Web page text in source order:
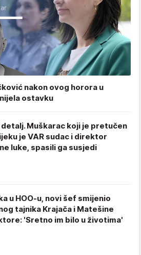
nakon ovog horora u
ostavku
detalj. Muškarac koji je pretučen
je VAR sudac i direktor
luke, spasili ga susjedi
u HOO-u, novi šef smijenio
tajnika Krajača i Matešine
'Sretno im bilo u životima'